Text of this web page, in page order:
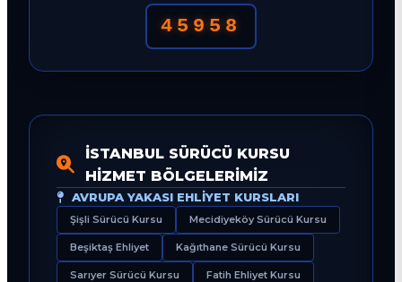
45958
İSTANBUL SÜRÜCÜ KURSU
HIZMET BÖLGELERIMIZ
AVRUPA YAKASI EHLIYET KURSLARI
Şişli Sürücü Kursu Mecidiyeköy Sürücü Kursu
Beşiktaş Ehliyet Kağıthane Sürücü Kursu
Sarıyer Sürücü Kursu Fatih Ehliyet Kursu